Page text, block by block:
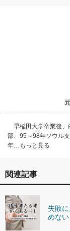
早稲田大学卒業後、
部、95～98年ソウル
年…もっと見る
関連記事
失敗
めない